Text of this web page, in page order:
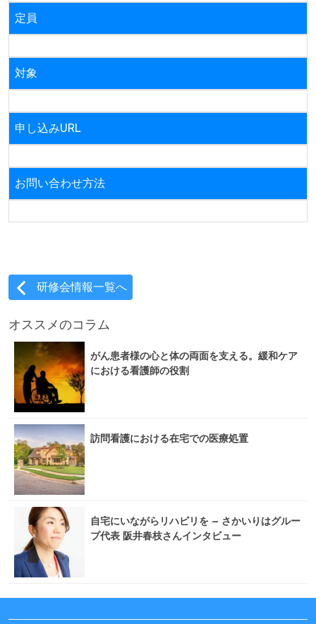
定員
対象
申し込みURL
お問い合わせ方法
研修会情報一覧へ
オススメのコラム
がん患者様の心と体の両面を支える。緩和ケア
における看護師の役割
訪問看護における在宅での医療処置
自宅にいながらリハビリを – さかいりはグルー
プ代表 阪井春枝さんインタビュー